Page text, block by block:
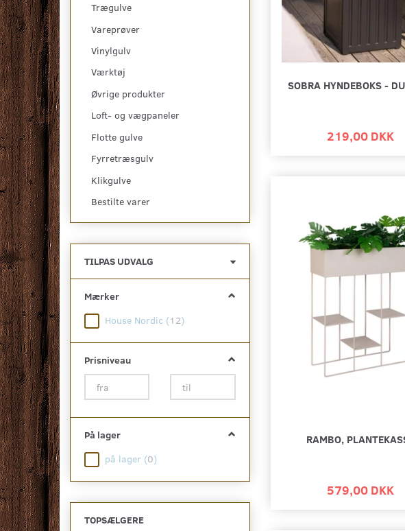
Trægulve
Vareprøver
Vinylgulv
Værktøj
Øvrige produkter
Loft- og vægpaneler
Flotte gulve
Fyrretræsgulv
Klikgulve
Bestilte varer
TILPAS UDVALG
Mærker
House Nordic (12)
Prisniveau
På lager
på lager (0)
TOPSÆLGERE
SOBRA HYNDEBOKS -
219,00 DKK
RAMBO,
579,00 DKK